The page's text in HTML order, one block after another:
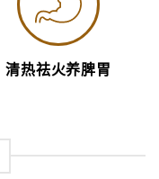
清热祛火养脾胃